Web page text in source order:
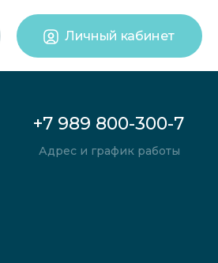
Личный кабинет
+7 989 800-300-7
Адрес и график работы